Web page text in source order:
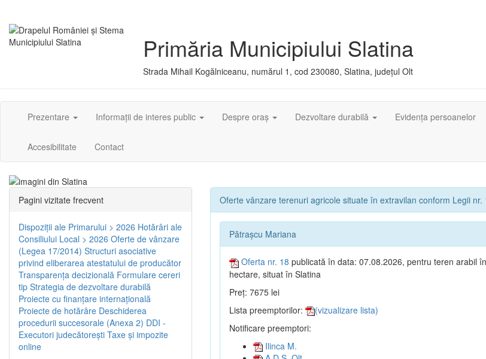
Primăria Municipiului Slatina
Strada Mihail Kogălniceanu, numărul 1, cod 230080, Slatina, județul Olt
Prezentare Informații de interes public Despre oraș Dezvoltare durabilă Evidența persoanelor
Accesibilitate Contact
Oferte vânzare terenuri agricole situate în extravilan conform Legii nr.
Pătrașcu Mariana
Oferta nr. 18 publicată în data: 07.08.2026, pentru teren arabil
hectare, situat în Slatina
Preț: 7675 lei
Lista preemptorilor:
(vizualizare lista)
Notificare preemptori:
Ilinca M.
Pagini vizitate frecvent
Dispoziţii ale Primarului > 2026 Hotărâri ale
Consiliului Local > 2026 Oferte de vânzare
(Legea 17/2014) Structuri asociative
privind eliberarea atestatului de producător
Transparenţa decizională Formulare cereri
tip Strategia de dezvoltare durabilă
Proiecte cu finanţare internaţională
Proiecte de hotărâre Deschiderea
procedurii succesorale (Anexa 2) DDI -
Executori judecătorești Taxe şi impozite
online